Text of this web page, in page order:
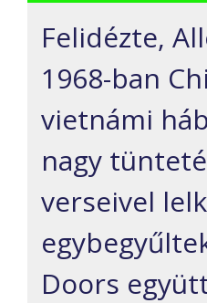
Felidézte,
1968-ban
vietnámi
nagy
verseivel
Doors